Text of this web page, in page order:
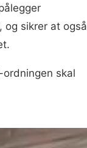
og sikrer at også
skal